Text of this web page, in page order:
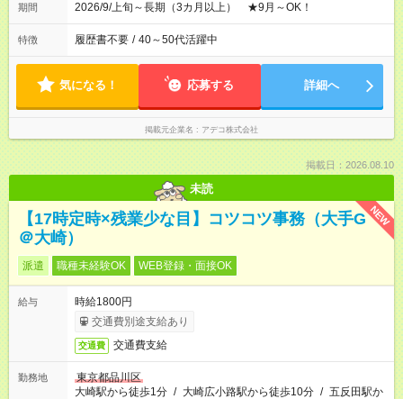
期間 2026/9/上旬～長期（3カ月以上） ★9月～OK！
特徴 履歴書不要 / 40～50代活躍中
気になる！ 応募する 詳細へ
掲載元企業名 アデコ株式会社
掲載日：2026.08.10
未読
NEW
【17時定時×残業少な目】コツコツ事務（大手G
＠大崎）
派遣 職種未経験OK WEB登録・面接OK
給与
時給1800円
交通費別途支給あり
交通費 交通費支給
勤務地
東京都品川区
大崎駅から徒歩1分 / 大崎広小路駅から徒歩10分 / 五反田駅か